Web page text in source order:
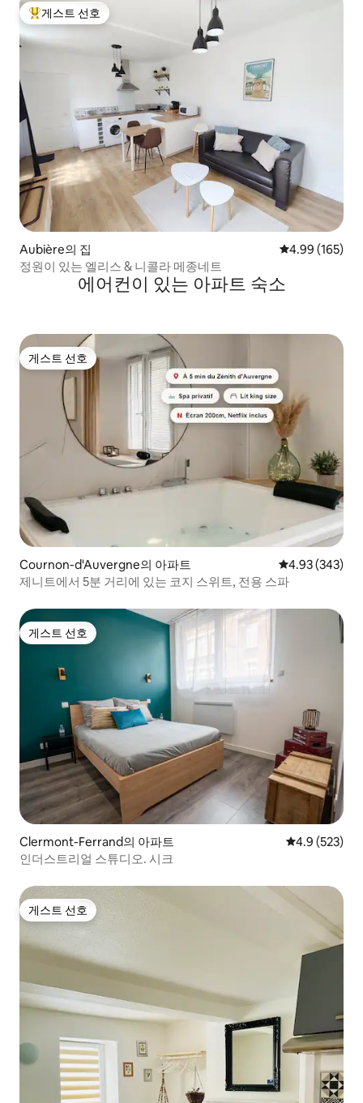
상위 게스트 선호
게스트 선호
Aubière의 집 평점 4.99점(5
4.99 (165)
정원이 있는 엘리스 & 니콜라 메종네트
에어컨이 있는 아파트 숙소
게스트 선호
게스트 선호
Cournon-d'Auvergne의 아파트 평점 4.93점(5
4.93 (343)
제니트에서 5분 거리에 있는 코지 스위트, 전용 스파
게스트 선호
게스트 선호
Clermont-Ferrand의 아파트 평점 4.9점(5
4.9 (523)
인더스트리얼 스튜디오. 시크
게스트 선호
게스트 선호